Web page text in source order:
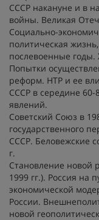
СССР накануне и в
войны. Великая
Социально-
политическая
послевоенные годы.
Попытки
реформ. НТР и ее
СССР в середине 60-
явлений.
Советский Союз в
государственного
СССР. Беловежские
г.
Становление новой
1999 гг.). Россия на
экономической
России.
новой